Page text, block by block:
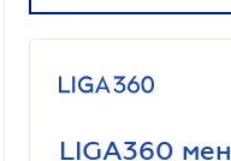
LIGA360